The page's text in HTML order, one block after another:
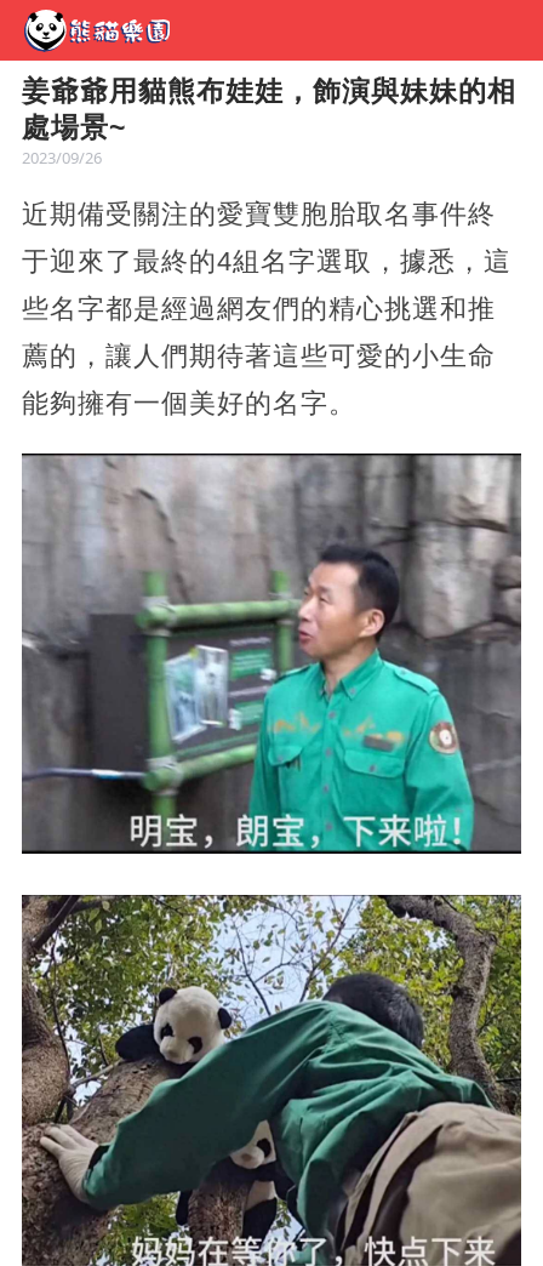
姜爺爺用貓熊布娃娃，飾演與妹妹的相
處場景~
2023/09/26
近期備受關注的愛寶雙胞胎取名事件終
于迎來了最終的4組名字選取，據悉，這
些名字都是經過網友們的精心挑選和推
薦的，讓人們期待著這些可愛的小生命
能夠擁有一個美好的名字。